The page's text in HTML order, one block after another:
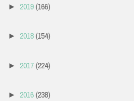
► 2019(166)
► 2018(154)
► 2017(224)
► 2016(238)